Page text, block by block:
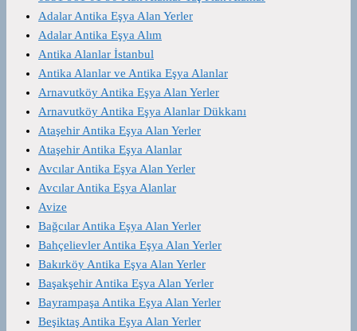
Adalar Antika Eşya Alan Yerler
Adalar Antika Eşya Alım
Antika Alanlar İstanbul
Antika Alanlar ve Antika Eşya Alanlar
Arnavutköy Antika Eşya Alan Yerler
Arnavutköy Antika Eşya Alanlar Dükkanı
Ataşehir Antika Eşya Alan Yerler
Ataşehir Antika Eşya Alanlar
Avcılar Antika Eşya Alan Yerler
Avcılar Antika Eşya Alanlar
Avize
Bağcılar Antika Eşya Alan Yerler
Bahçelievler Antika Eşya Alan Yerler
Bakırköy Antika Eşya Alan Yerler
Başakşehir Antika Eşya Alan Yerler
Bayrampaşa Antika Eşya Alan Yerler
Beşiktaş Antika Eşya Alan Yerler